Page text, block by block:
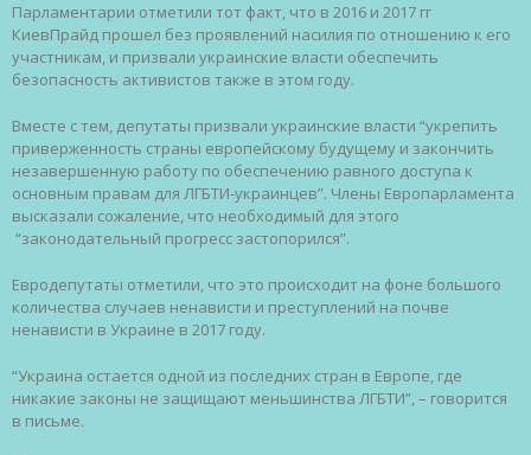
Парламентарии отметили тот факт, что в 2016 и 2017 гг
КиевПрайд прошел без проявлений насилия по отношению к его
участникам, и призвали украинские власти обеспечить
безопасность активистов также в этом году.
Вместе с тем, депутаты призвали украинские власти “укрепить
приверженность страны европейскому будущему и закончить
незавершенную работу по обеспечению равного доступа к
основным правам для ЛГБТИ-украинцев”. Члены Европарламента
высказали сожаление, что необходимый для этого
“законодательный прогресс застопорился”.
Евродепутаты отметили, что это происходит на фоне большого
количества случаев ненависти и преступлений на почве
ненависти в Украине в 2017 году.
“Украина остается одной из последних стран в Европе, где
никакие законы не защищают меньшинства ЛГБТИ”, – говорится
в письме.